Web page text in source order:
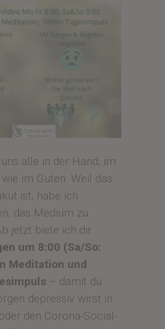
alle in der Hand, im
im Guten. Weil das
ist, habe ich
das Medium zu
jetzt biete ich dir
um 8:00 (Sa/So:
Meditation und
– damit du
depressiv wirst in
den Corona-Social-